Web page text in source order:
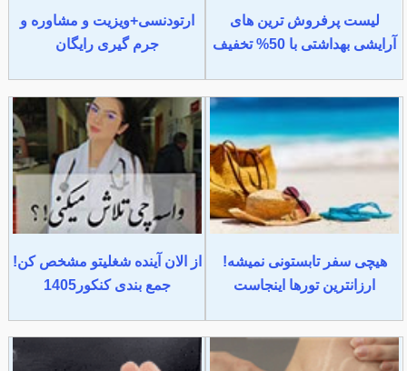
لیست پرفروش ترین های
آرایشی بهداشتی با 50% تخفیف
ارتودنسی+ویزیت و مشاوره و
جرم گیری رایگان
هیچی سفر تابستونی نمیشه!
ارزانترین تورها اینجاست
از الان آینده شغلیتو مشخص کن!
جمع بندی کنکور1405